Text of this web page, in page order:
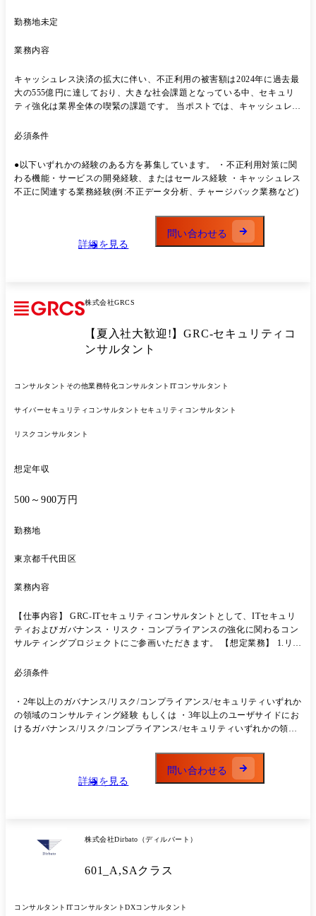
勤務地未定
業務内容
キャッシュレス決済の拡大に伴い、不正利用の被害額は2024年に過去最
大の555億円に達しており、大きな社会課題となっている中、セキュリ
ティ強化は業界全体の喫緊の課題です。 当ポストでは、キャッシュレス
ルティングを通して、対策の高度化を図り、安心・安全なキャッシュレ
利用対策の専門性を深め、第一人者として成長できるフィールドをご用
意しています。 これまでのご経験、今後のキャリアのご要望を踏まえ、
下記のいずれかの職務に携わっていただきます。 知見を磨きながら、業
制度や技術トレンドを見据え、次世代の仕組みを構想し、ビジネスとし
て具現化する役割。 将来的には「キャッシュレス不正対策をリードする
コンサルティング 顧客の不正リスクを的確に分析し、最適な対策を導く
る「不正対策コンサルのエキスパート」としてキャリアを築けます。 キ
ャリアパス ●当組織では、個人の専門性・志向に応じた多様なキャリア
が多数います。 ・テクニカルグレード制度を活用した技術キャリアの確
トキャリアへの発展 マネジメントスキルを磨き、プロジェクトマネージ
ャーや組織運営に携わる道も開かれています。 ・専門領域の変更・拡張
必須条件
●以下いずれかの経験のある方を募集しています。 ・不正利用対策に関
わる機能・サービスの開発経験、またはセールス経験 ・キャッシュレス
不正に関連する業務経験(例:不正データ分析、チャージバック業務など)
詳細を見る
問い合わせる
株式会社GRCS
【夏入社大歓迎!】GRC-セキュリティコ
ンサルタント
コンサルタント その他業務特化コンサルタント ITコンサルタント
サイバーセキュリティコンサルタント セキュリティコンサルタント
リスクコンサルタント
想定年収
500～900万円
勤務地
東京都千代田区
業務内容
【仕事内容】 GRC-ITセキュリティコンサルタントとして、ITセキュリ
ティおよびガバナンス・リスク・コンプライアンスの強化に関わるコン
サルティングプロジェクトにご参画いただきます。 【想定業務】 1.リス
報告 3.ソリューションの提案 【主な想定参画プロジェクト】 ・サイバ
スメント、ポリシー策定/見直し ・コンプライアンス体制構築、及び運
用支援 ・内部統制組織整備支援、ガバナンス体制構築支援等のコンサル
ティング ・内部監査・モニタリング体制構築にかかわる支援業務。 ・
について検討し、方向性を決めていきます。 ・セキュリティに特化した
コンサルタントとして専門性を磨いていく ・グローバル案件に参画し、
れており、各部のマネージャーが営業を担っています。 本部長はエンジ
ニア出身で外資系企業にてセキュリティ部門のトップを務めていた技術
ります。 部門間でのナレッジシェアも活発でGRC×セキュリティを得る
必須条件
・2年以上のガバナンス/リスク/コンプライアンス/セキュリティいずれか
の領域のコンサルティング経験 もしくは ・3年以上のユーザサイドにお
けるガバナンス/リスク/コンプライアンス/セキュリティいずれかの領域
詳細を見る
問い合わせる
株式会社Dirbato（ディルバート）
601_A,SAクラス
コンサルタント ITコンサルタントDXコンサルタント